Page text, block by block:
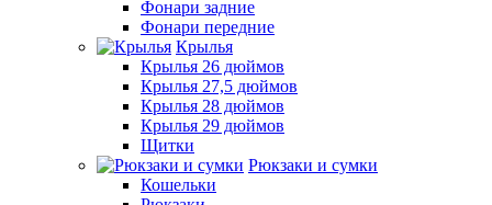
Фонари задние
Фонари передние
Крылья
Крылья 26 дюймов
Крылья 27,5 дюймов
Крылья 28 дюймов
Крылья 29 дюймов
Щитки
Рюкзаки и сумки
Кошельки